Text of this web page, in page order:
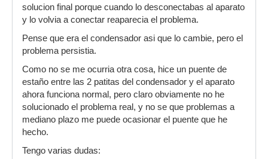
solucion final porque cuando lo desconectabas al aparato
y lo volvia a conectar reaparecia el problema.
Pense que era el condensador asi que lo cambie, pero el
problema persistia.
Como no se me ocurria otra cosa, hice un puente de
estaño entre las 2 patitas del condensador y el aparato
ahora funciona normal, pero claro obviamente no he
solucionado el problema real, y no se que problemas a
mediano plazo me puede ocasionar el puente que he
hecho.
Tengo varias dudas: